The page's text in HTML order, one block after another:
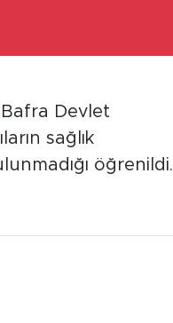
Bafra Devlet
sağlık
öğrenildi.